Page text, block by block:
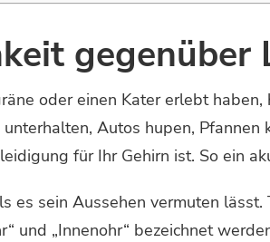
gegenüber
oder einen Kater erlebt haben,
Autos hupen,
für Ihr Gehirn ist. So ein
es sein Aussehen vermuten
und „Innenohr“ bezeichnet